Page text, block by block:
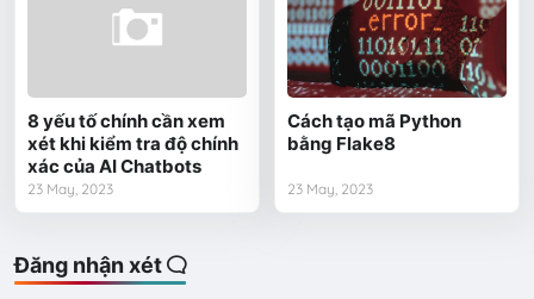
8 yếu tố chính cần xem
xét khi kiểm tra độ chính
xác của AI Chatbots
23 May, 2023
Cách tạo mã Python
bằng Flake8
23 May, 2023
Đăng nhận xét